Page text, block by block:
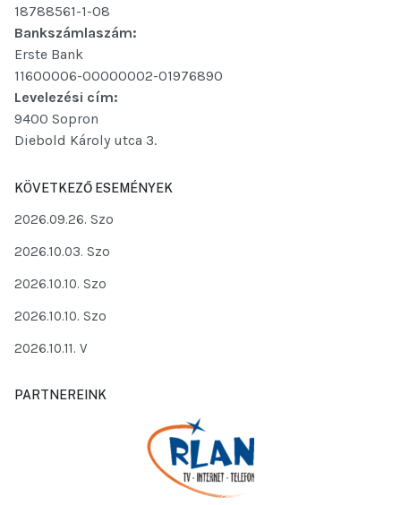
18788561-1-08
Bankszámlaszám:
Erste Bank
11600006-00000002-01976890
Levelezési cím:
9400 Sopron
Diebold Károly utca 3.
KÖVETKEZŐ ESEMÉNYEK
2026.09.26. Szo
2026.10.03. Szo
2026.10.10. Szo
2026.10.10. Szo
2026.10.11. V
PARTNEREINK